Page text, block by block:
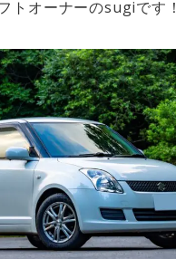
トオーナーのsugiです！